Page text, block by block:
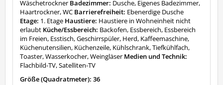
Wäschetrockner Badezimmer: Dusche, Eigenes Badezimmer,
Haartrockner, WC Barrierefreiheit: Ebenerdige Dusche
Etage: 1. Etage Haustiere: Haustiere in Wohneinheit nicht
erlaubt Küche/Essbereich: Backofen, Essbereich, Essbereich
im Freien, Esstisch, Geschirrspüler, Herd, Kaffeemaschine,
Küchenutensilien, Küchenzeile, Kühlschrank, Tiefkühlfach,
Toaster, Wasserkocher, Weingläser Medien und Technik:
Flachbild-TV, Satelliten-TV
Größe (Quadratmeter): 36